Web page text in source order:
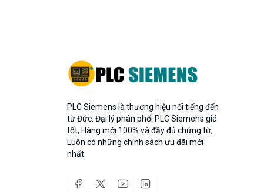
PLC Siemens là thương hiệu nổi tiếng đến
từ Đức. Đại lý phân phối PLC Siemens giá
tốt, Hàng mới 100% và đầy đủ chứng từ,
Luôn có những chính sách ưu đãi mới
nhất